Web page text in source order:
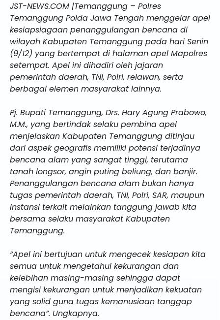
JST-NEWS.COM |Temanggung – Polres
Temanggung Polda Jawa Tengah menggelar apel
kesiapsiagaan penanggulangan bencana di
wilayah Kabupaten Temanggung pada hari Senin
(9/12) yang bertempat di halaman apel Mapolres
setempat. Apel ini dihadiri oleh jajaran
pemerintah daerah, TNI, Polri, relawan, serta
berbagai elemen masyarakat lainnya.
Pj. Bupati Temanggung, Drs. Hary Agung Prabowo,
M.M., yang bertindak selaku pembina apel
menjelaskan Kabupaten Temanggung ditinjau
dari aspek geografis memiliki potensi terjadinya
bencana alam yang sangat tinggi, terutama
tanah longsor, angin puting beliung, dan banjir.
Penanggulangan bencana alam bukan hanya
tugas pemerintah daerah, TNI, Polri, SAR, maupun
instansi terkait melainkan tanggung jawab kita
bersama selaku masyarakat Kabupaten
Temanggung.
“Apel ini bertujuan untuk mengecek kesiapan kita
semua untuk mengetahui kekurangan dan
kelebihan masing-masing sehingga dapat
mengisi kekurangan untuk menjadikan kekuatan
yang solid guna tugas kemanusiaan tanggap
bencana”. Ungkapnya.